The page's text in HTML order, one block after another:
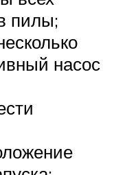
пилы;
насос